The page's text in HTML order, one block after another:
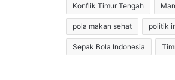
Konflik Timur Tengah
pola makan sehat politik
Sepak Bola Indonesia